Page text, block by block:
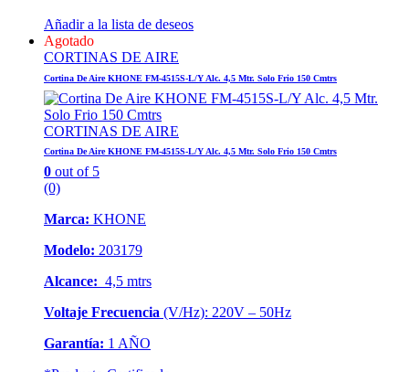
Añadir a la lista de deseos
Agotado
CORTINAS DE AIRE
Cortina De Aire KHONE FM-4515S-L/Y Alc. 4,5 Mtr. Solo Frio 150 Cmtrs
CORTINAS DE AIRE
Cortina De Aire KHONE FM-4515S-L/Y Alc. 4,5 Mtr. Solo Frio 150 Cmtrs
0 out of 5
(0)
Marca: KHONE
Modelo: 203179
Alcance: 4,5 mtrs
Voltaje Frecuencia (V/Hz): 220V – 50Hz
Garantía: 1 AÑO